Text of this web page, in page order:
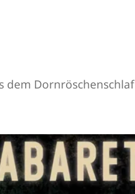
dem Dornröschenschlaf